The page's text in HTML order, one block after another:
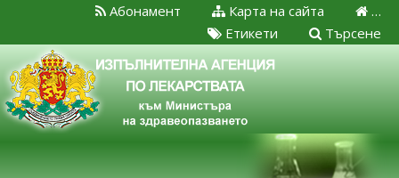
…
Карта на сайта
Абонамент
Търсене
Етикети